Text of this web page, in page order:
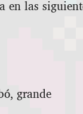
en las
grande